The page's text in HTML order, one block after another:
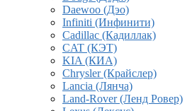
Daewoo (Дэо)
Infiniti (Инфинити)
Cadillac (Кадиллак)
CAT (КЭТ)
KIA (КИА)
Chrysler (Крайслер)
Lancia (Лянча)
Land-Rover (Ленд Ровер)